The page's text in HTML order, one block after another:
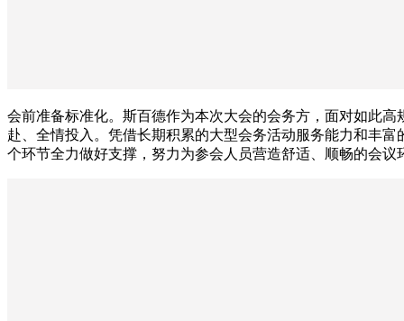
会前准备标准化。斯百德作为本次大会的会务方，面对如此
赴、全情投入。凭借长期积累的大型会务活动服务能力和丰
个环节全力做好支撑，努力为参会人员营造舒适、顺畅的会议